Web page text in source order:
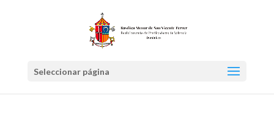
Seleccionar página